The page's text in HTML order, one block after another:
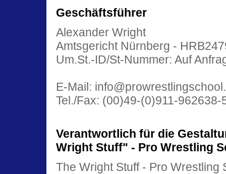
Geschäftsführer
Alexander Wright
Amtsgericht Nürnberg -
Um.St.-ID/St-Nummer: Auf
E-Mail:
Tel./Fax: (00)49-(0)911-962638-
Verantwortlich für die
Wright Stuff" - Pro Wrestling
The Wright Stuff - Pro Wrestling